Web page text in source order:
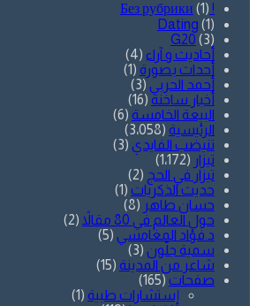
! Без рубрики
(1)
Dating (1)
G20 (3)
أحاديث و آراء (4)
أحداث بصورة (1)
أحمد الحربي (3)
أخبار ساخنة (16)
البيعة الخامسة (6)
الرئيسية (3٬058)
تنيضب الفايدي (3)
تيزار (1٬172)
تيزار في الحج (2)
حديث الذكريات (1)
حسان طاهر (8)
حول العالم في 80 مقالاً
(2)
د.فؤاد المغامسي (5)
سمية جلّون (3)
شاعر من المدينة (15)
صفحات (165)
إستشارات طبية (1)